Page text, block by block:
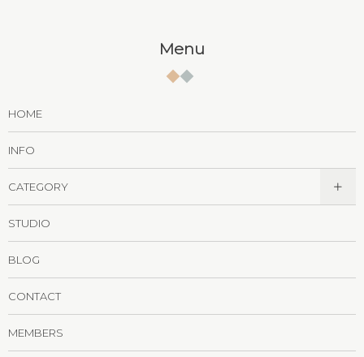
Menu
HOME
INFO
CATEGORY
STUDIO
BLOG
CONTACT
MEMBERS